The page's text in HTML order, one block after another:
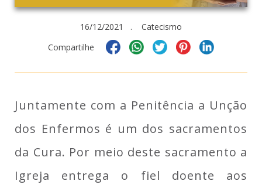
16/12/2021 . Catecismo
Compartilhe
Juntamente com a Penitência a Unção
dos Enfermos é um dos sacramentos
da Cura. Por meio deste sacramento a
Igreja entrega o fiel doente aos